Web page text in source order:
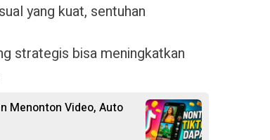
yang kuat, sentuhan
strategis bisa meningkatkan
Menonton Video, Auto